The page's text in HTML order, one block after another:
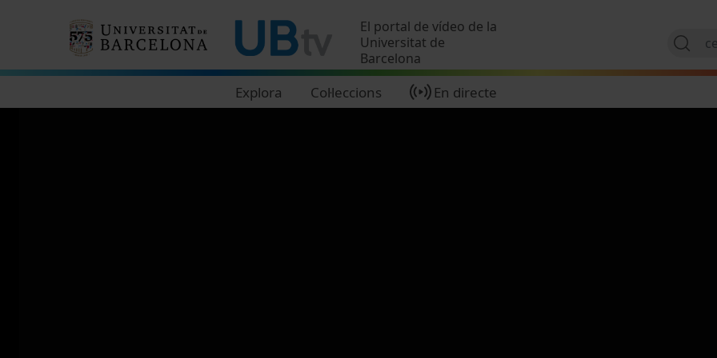
El portal de vídeo de la
Universitat de
Barcelona
Explora Col·leccions En directe